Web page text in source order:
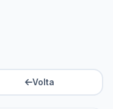
Volta